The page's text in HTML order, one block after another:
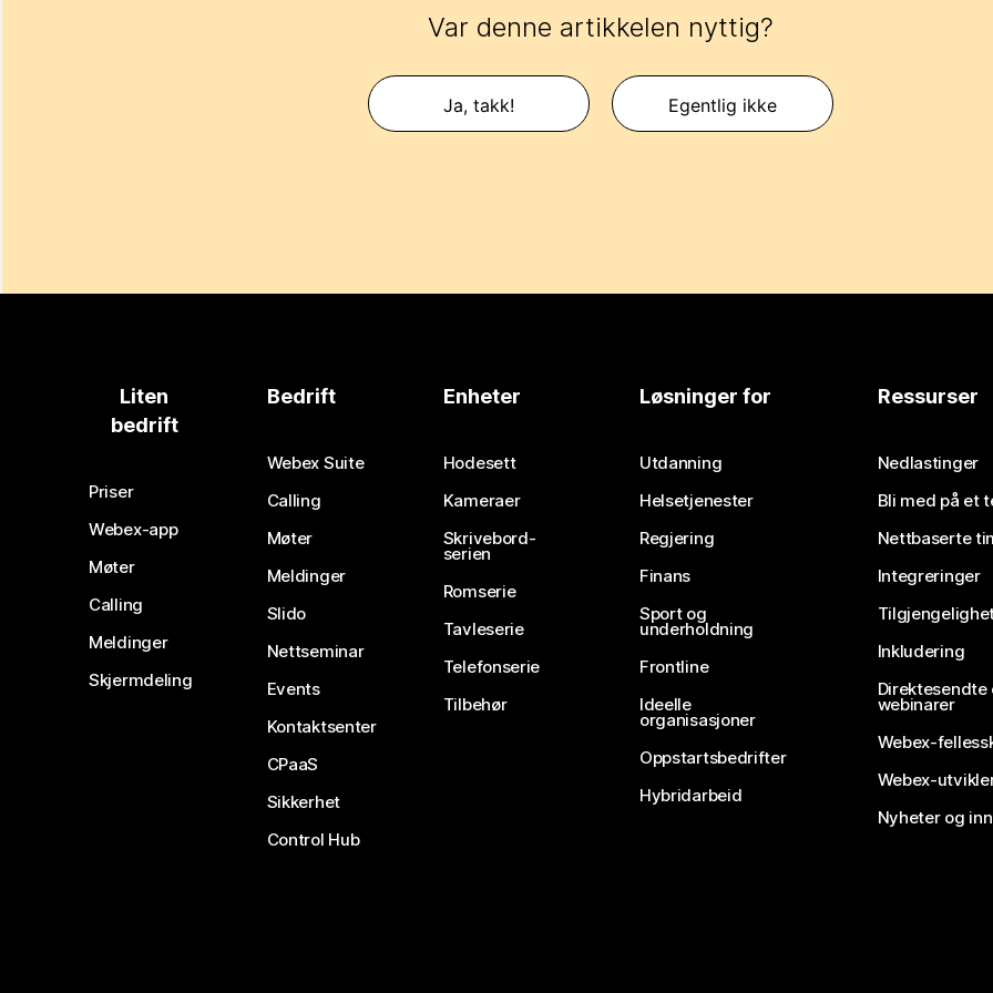
Var denne artikkelen nyttig?
Ja, takk! Egentlig ikke
Liten
bedrift
Priser
Webex-app
Møter
Calling
Meldinger
Skjermdeling
Bedrift
Webex Suite
Calling
Møter
Meldinger
Slido
Nettseminar
Events
Kontaktsenter
CPaaS
Sikkerhet
Control Hub
Enheter
Hodesett
Kameraer
Skrivebord-
serien
Romserie
Tavleserie
Telefonserie
Tilbehør
Løsninger for
Utdanning
Helsetjenester
Regjering
Finans
Sport og
underholdning
Frontline
Ideelle
organisasjoner
Oppstartsbedrifter
Hybridarbeid
Ressurser
Nedlastinger
Bli med på et
Nettbaserte
Integreringer
Inkludering
webinarer
Webex-
Webex-
Nyheter og